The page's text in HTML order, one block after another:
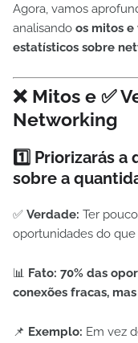
Agora, vamos
analisando os mitos
estatísticos sobre
❌ Mitos e ✅
Networking
1️⃣ Priorizarás
sobre a
✅ Verdade: Ter
oportunidades do
📊 Fato: 70% das
conexões fracas,
📌 Exemplo: Em vez